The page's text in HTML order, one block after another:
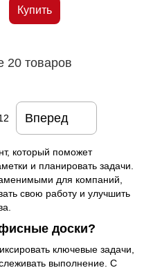
Купить
20 товаров
Вперед
который поможет
и планировать задачи.
для компаний,
свою работу и улучшить
доски?
ключевые задачи,
выполнение. С